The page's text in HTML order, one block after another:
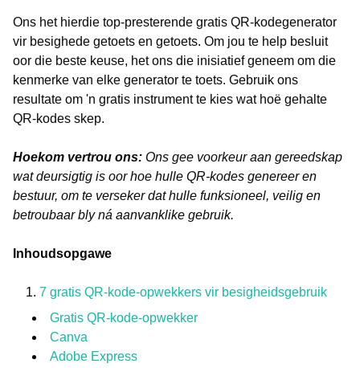
Ons het hierdie top-presterende gratis QR-kodegenerator
vir besighede getoets en getoets. Om jou te help besluit
oor die beste keuse, het ons die inisiatief geneem om die
kenmerke van elke generator te toets. Gebruik ons
resultate om 'n gratis instrument te kies wat hoë gehalte
QR-kodes skep.
Hoekom vertrou ons: Ons gee voorkeur aan gereedskap
wat deursigtig is oor hoe hulle QR-kodes genereer en
bestuur, om te verseker dat hulle funksioneel, veilig en
betroubaar bly ná aanvanklike gebruik.
Inhoudsopgawe
7 gratis QR-kode-opwekkers vir besigheidsgebruik
Gratis QR-kode-opwekker
Canva
Adobe Express